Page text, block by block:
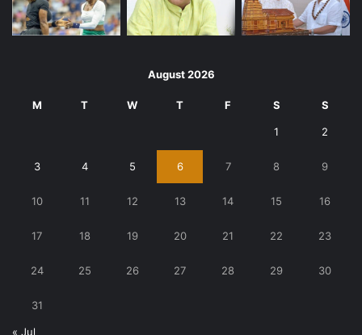
August 2026
M T W T F S S
1 2
3 4 5 6 7 8 9
10 11 12 13 14 15 16
17 18 19 20 21 22 23
24 25 26 27 28 29 30
31
« Jul